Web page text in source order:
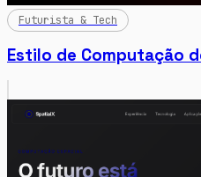
Futurista & Tech
Estilo de Computação